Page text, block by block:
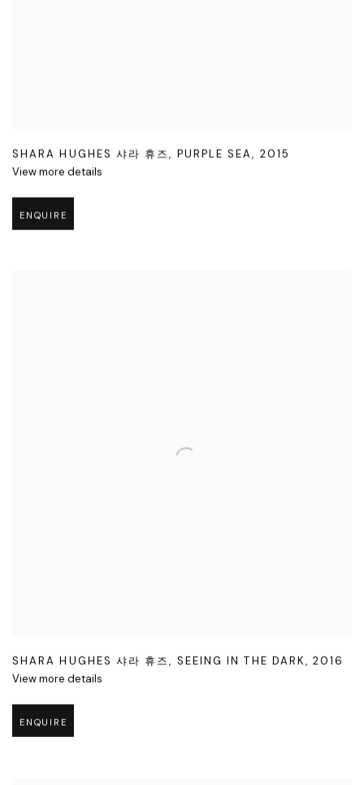
SHARA HUGHES 샤라 휴즈, PURPLE SEA, 2015
View more details
ENQUIRE
SHARA HUGHES 샤라 휴즈, SEEING IN THE DARK,2016
View more details
ENQUIRE